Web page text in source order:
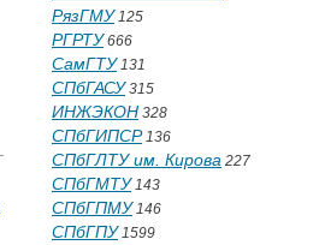
РязГМУ125
РГРТУ666
СамГТУ131
СПбГАСУ315
ИНЖЭКОН 328
СПбГИПСР136
СПбГЛТУ им. Кирова 227
СПбГМТУ143
СПбГПМУ146
СПбГПУ1599